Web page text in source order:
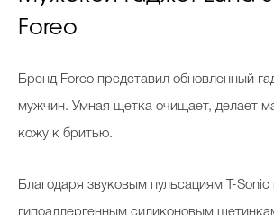
Foreo
Бренд Foreo представил обновленный
мужчин. Умная щетка очищает, делает
кожу к бритью.
Благодаря звуковым пульсациям T-Sonic
гипоаллергенным силиконовым